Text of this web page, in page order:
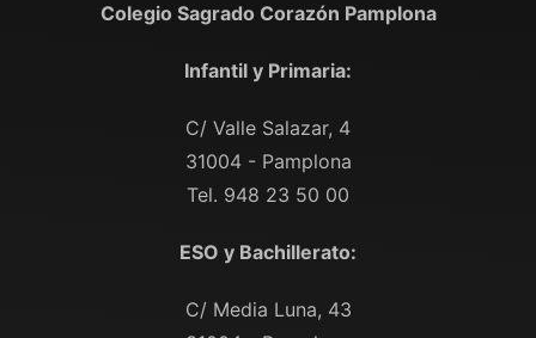
Colegio Sagrado Corazón Pamplona
Infantil y Primaria:
C/ Valle Salazar, 4
31004 - Pamplona
Tel. 948 23 50 00
ESO y Bachillerato:
C/ Media Luna, 43